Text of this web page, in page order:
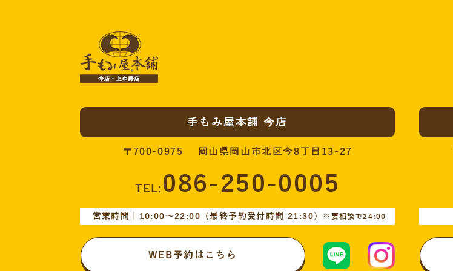
手もみ屋本舗 今店
〒700-0975 岡山県岡山市北区今8丁目13-27
TEL: 086-250-0005
営業時間｜10:00〜22:00 （最終予約受付時間 21:30） ※要相談で24:00
WEB予約はこちら